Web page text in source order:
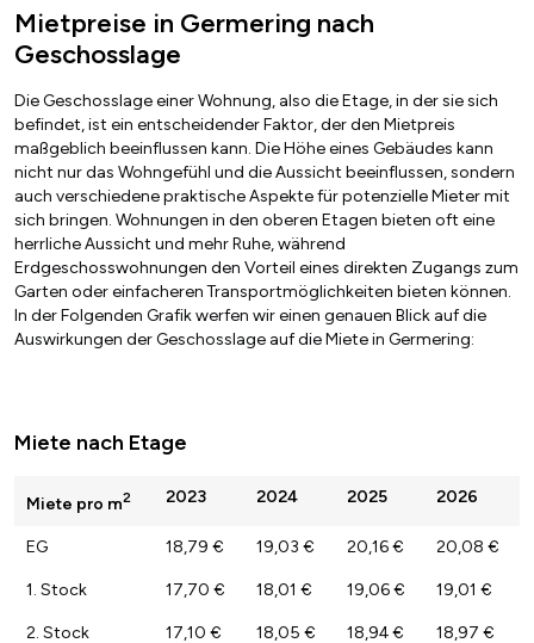
Mietpreise in Germering nach
Geschosslage
Die Geschosslage einer Wohnung, also die Etage, in der sie sich
befindet, ist ein entscheidender Faktor, der den Mietpreis
maßgeblich beeinflussen kann. Die Höhe eines Gebäudes kann
nicht nur das Wohngefühl und die Aussicht beeinflussen, sondern
auch verschiedene praktische Aspekte für potenzielle Mieter mit
sich bringen. Wohnungen in den oberen Etagen bieten oft eine
herrliche Aussicht und mehr Ruhe, während
Erdgeschosswohnungen den Vorteil eines direkten Zugangs zum
Garten oder einfacheren Transportmöglichkeiten bieten können.
In der Folgenden Grafik werfen wir einen genauen Blick auf die
Auswirkungen der Geschosslage auf die Miete in Germering:
Miete nach Etage
Miete pro m2 2023 2024 2025 2026
EG 18,79 € 19,03 € 20,16 € 20,08 €
1. Stock 17,70 € 18,01 € 19,06 € 19,01 €
2. Stock 17,10 € 18,05 € 18,94 € 18,97 €